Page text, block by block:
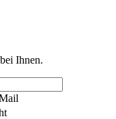
Ihnen.